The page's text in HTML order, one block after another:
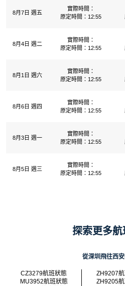
8月7日 週五
實際時間：
原定時間：12:55
8月4日 週二
實際時間：
原定時間：12:55
8月1日 週六
實際時間：
原定時間：12:55
8月6日 週四
實際時間：
原定時間：12:55
8月3日 週一
實際時間：
原定時間：12:55
8月5日 週三
實際時間：
原定時間：12:55
探索更多
從深圳飛往西
CZ3279航班狀態
ZH9207
MU3952航班狀態
ZH9205